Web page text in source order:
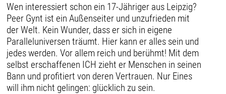
Wen interessiert schon ein 17-Jähriger aus Leipzig?
Peer Gynt ist ein Außenseiter und unzufrieden mit
der Welt. Kein Wunder, dass er sich in eigene
Paralleluniversen träumt. Hier kann er alles sein und
jedes werden. Vor allem reich und berühmt! Mit dem
selbst erschaffenen ICH zieht er Menschen in seinen
Bann und profitiert von deren Vertrauen. Nur Eines
will ihm nicht gelingen: glücklich zu sein.